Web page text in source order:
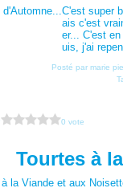
C'est super
ais c'est
er... C'est
uis, j'ai
Posté par marie
0 vote
Tourtes à